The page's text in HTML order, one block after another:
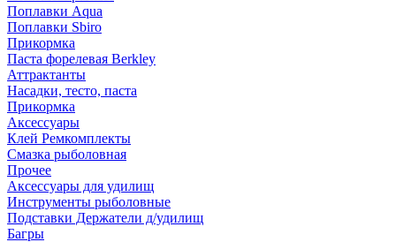
Поплавки Aqua
Поплавки Sbiro
Прикормка
Паста форелевая Berkley
Аттрактанты
Насадки, тесто, паста
Прикормка
Аксессуары
Клей Ремкомплекты
Смазка рыболовная
Прочее
Аксессуары для удилищ
Инструменты рыболовные
Подставки Держатели д/удилищ
Багры